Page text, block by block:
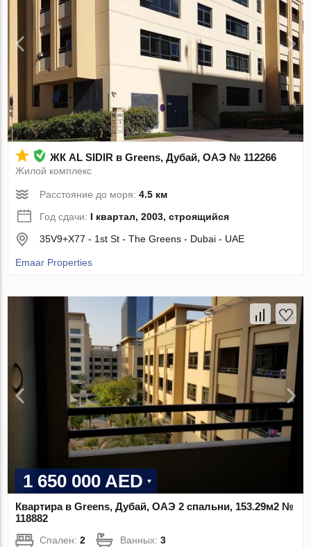
ЖК AL SIDIR в Greens, Дубай, ОАЭ № 112266
Жилой комплекс
Расстояние до моря:4.5 км
Год сдачи: I квартал, 2003, строящийся
35V9+X77 - 1st St - The Greens - Dubai - UAE
Emaar Properties
1 650 000 AED
Квартира в Greens, Дубай, ОАЭ 2 спальни, 153.29м2 №
118882
Спален:2 Ванных:3